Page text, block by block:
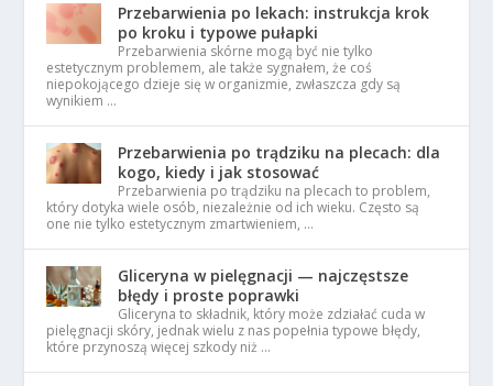
Przebarwienia po lekach: instrukcja krok
po kroku i typowe pułapki
Przebarwienia skórne mogą być nie tylko
estetycznym problemem, ale także sygnałem, że coś
niepokojącego dzieje się w organizmie, zwłaszcza gdy są
wynikiem …
Przebarwienia po trądziku na plecach: dla
kogo, kiedy i jak stosować
Przebarwienia po trądziku na plecach to problem,
który dotyka wiele osób, niezależnie od ich wieku. Często są
one nie tylko estetycznym zmartwieniem, …
Gliceryna w pielęgnacji — najczęstsze
błędy i proste poprawki
Gliceryna to składnik, który może zdziałać cuda w
pielęgnacji skóry, jednak wielu z nas popełnia typowe błędy,
które przynoszą więcej szkody niż …